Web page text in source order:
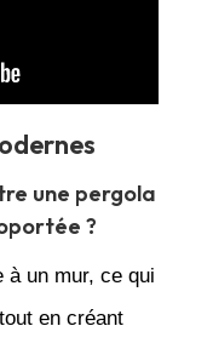
une pergola
?
à un mur, ce qui
en créant